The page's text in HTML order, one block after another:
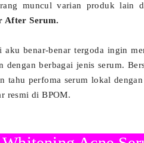
muncul varian produk lain
After Serum.
benar-benar tergoda ingin
dengan berbagai jenis serum.
tahu perfoma serum lokal
resmi di BPOM.